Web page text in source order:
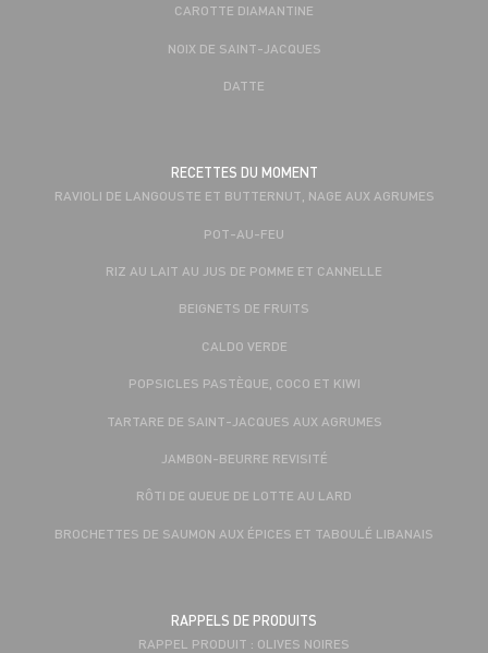
CAROTTE DIAMANTINE
NOIX DE SAINT-JACQUES
DATTE
RECETTES DU MOMENT
RAVIOLI DE LANGOUSTE ET BUTTERNUT, NAGE AUX AGRUMES
POT-AU-FEU
RIZ AU LAIT AU JUS DE POMME ET CANNELLE
BEIGNETS DE FRUITS
CALDO VERDE
POPSICLES PASTÈQUE, COCO ET KIWI
TARTARE DE SAINT-JACQUES AUX AGRUMES
JAMBON-BEURRE REVISITÉ
RÔTI DE QUEUE DE LOTTE AU LARD
BROCHETTES DE SAUMON AUX ÉPICES ET TABOULÉ LIBANAIS
RAPPELS DE PRODUITS
RAPPEL PRODUIT : OLIVES NOIRES